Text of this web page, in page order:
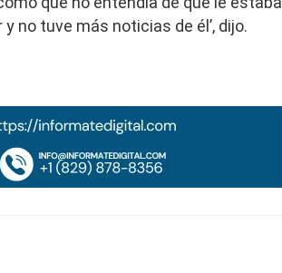
no tuve más noticias de él’, dijo.